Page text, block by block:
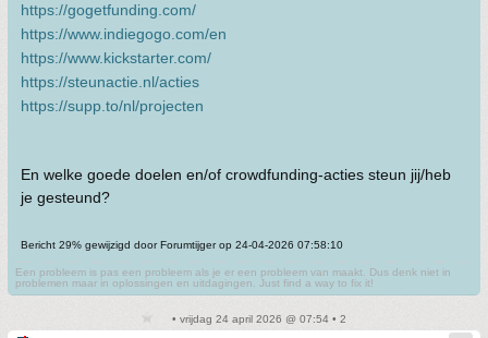
https://gogetfunding.com/
https://www.indiegogo.com/en
https://www.kickstarter.com/
https://steunactie.nl/acties
https://supp.to/nl/projecten
En welke goede doelen en/of crowdfunding-acties steun jij/heb
je gesteund?
Bericht 29% gewijzigd door Forumtijger op 24-04-2026 07:58:10
Een probleem is pas een probleem als je er een probleem van maakt. Dus denk niet in
problemen maar in oplossingen en uitdagingen. Just find a way to fix it!
• vrijdag 24 april 2026 @ 07:54 • 2